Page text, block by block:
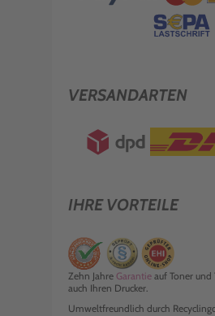
VERSANDARTEN
IHRE VORTEILE
Zehn Jahre Garantie auf Toner und
auch Ihren Drucker.
Umweltfreundlich durch